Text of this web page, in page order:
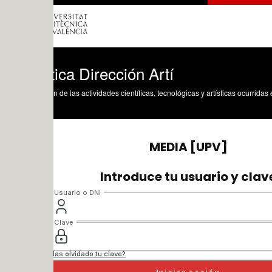
Dirección Artí
de las actividades científicas, tecnológicas y artísticas ocurridas en los tres